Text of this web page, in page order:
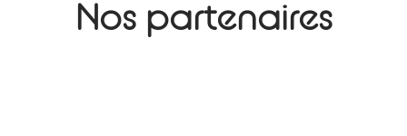
Nos partenaires